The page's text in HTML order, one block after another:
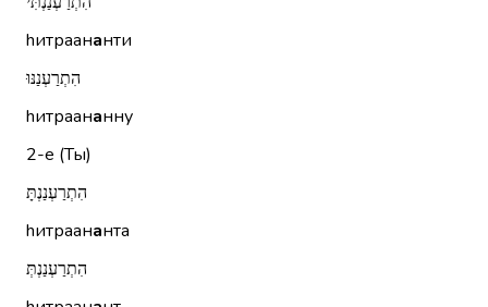
hитраананти
הִתְרַעְנַנּוּ
hитраананну
2-е (Ты)
הִתְרַעְנַנְתָּ
hитраананта
הִתְרַעְנַנְתְּ